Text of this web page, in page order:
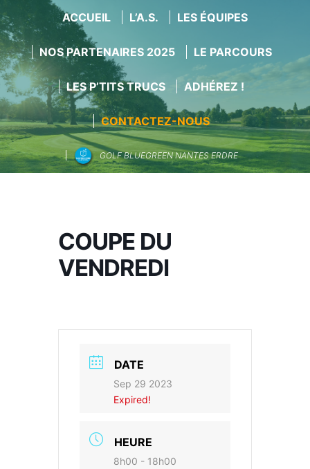
ACCUEIL L’A.S. LES ÉQUIPES
NOS PARTENAIRES 2025 LE PARCOURS
LES P’TITS TRUCS ADHÉREZ !
CONTACTEZ-NOUS
GOLF BLUEGREEN NANTES ERDRE
COUPE DU
VENDREDI
DATE
Sep 29 2023
Expired!
HEURE
8h00 - 18h00